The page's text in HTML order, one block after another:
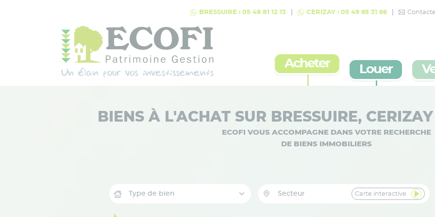
BRESSUIRE : 05 49 81 12 13 CERIZAY : 05 49 65 31 66
Qui sommes-nous Acheter Louer
BIENS À L'ACHAT SUR BRESSUIRE,
ECOFI VOUS ACCOMPAGNE DANS VOTRE RECHERCHE
DE BIENS IMMOBILIERS
Carte interactive